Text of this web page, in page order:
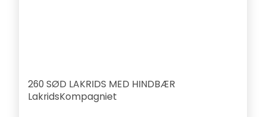
260 SØD LAKRIDS MED HINDBÆR
LakridsKompagniet